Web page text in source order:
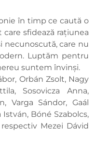
în timp ce caută o
sfidează rațiunea
necunoscută, care nu
Luptăm pentru
suntem învinși.
Orbán Zsolt, Nagy
Sosovicza Anna,
Varga Sándor, Gaál
Bóné Szabolcs,
Mezei Dávid